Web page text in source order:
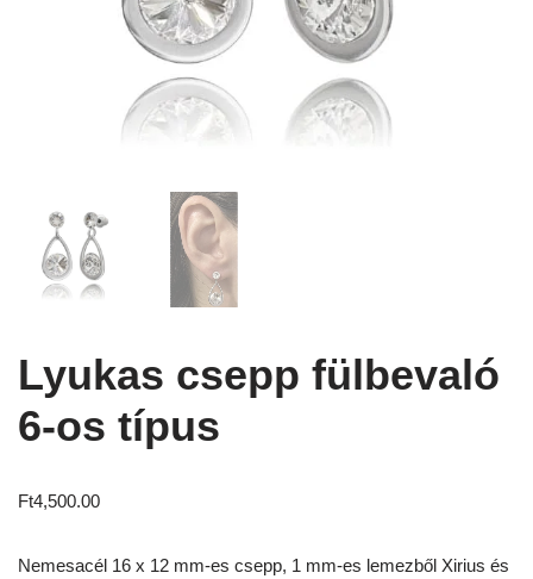
Lyukas csepp fülbevaló
6-os típus
Ft4,500.00
Nemesacél 16 x 12 mm-es csepp, 1 mm-es lemezből Xirius és